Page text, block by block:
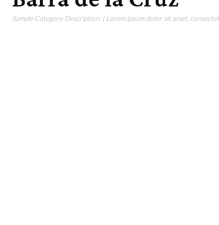
Sample Category Description. ( Lorem ipsum dolor sit amet,